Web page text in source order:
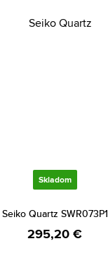
Skladom
Seiko Quartz SWR073P1
295,20 €